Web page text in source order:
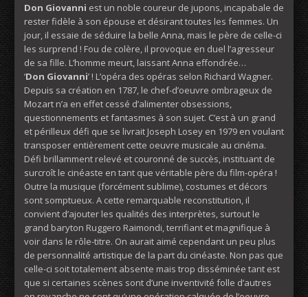
Don Giovanni est un noble coureur de jupons, incapabale de
rester fidèle à son épouse et désirant toutes les femmes. Un
jour, il essaie de séduire la belle Anna, mais le père de celle-ci
les surprend ! Fou de colère, il provoque en duel l’agresseur
de sa fille. L’homme meurt, laissant Anna effondrée…
‘Don Giovanni’ ! L’opéra des opéras selon Richard Wagner.
Depuis sa création en 1787, le chef-d’oeuvre ombrageux de
Mozart n’a en effet cessé d’alimenter obsessions,
questionnements et fantasmes à son sujet. C’est à un grand
et périlleux défi que se livrait Joseph Losey en 1979 en voulant
transposer entièrement cette oeuvre musicale au cinéma.
Défi brillamment relevé et couronné de succès, instituant de
surcroît le cinéaste en tant que véritable père du film-opéra !
Outre la musique (forcément sublime), costumes et décors
sont somptueux. A cette remarquable reconstitution, il
convient d’ajouter les qualités des interprètes, surtout le
grand baryton Ruggero Raimondi, terrifiant et magnifique à
voir dans le rôle-titre. On aurait aimé cependant un peu plus
de personnalité artistique de la part du cinéaste. Non pas que
celle-ci soit totalement absente mais trop disséminée tant est
que si certaines scènes sont d’une inventivité folle d’autres